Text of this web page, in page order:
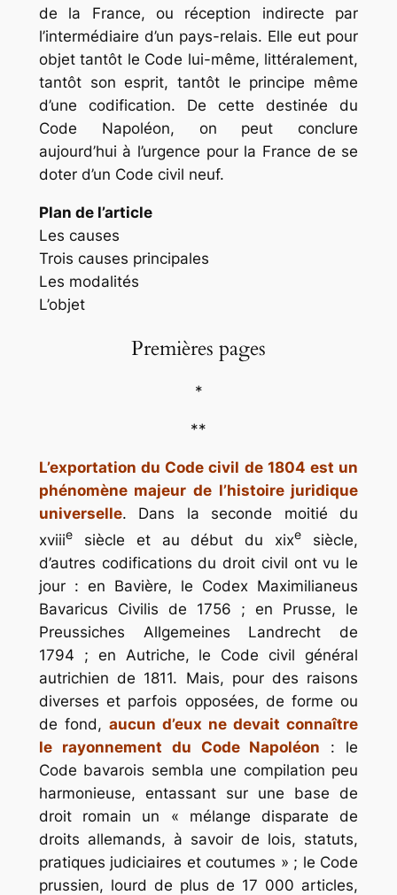
de la France, ou réception indirecte par
l’intermédiaire d’un pays-relais. Elle eut pour
objet tantôt le Code lui-même, littéralement,
tantôt son esprit, tantôt le principe même
d’une codification. De cette destinée du
Code Napoléon, on peut conclure
aujourd’hui à l’urgence pour la France de se
doter d’un Code civil neuf.
Plan de l’article
Les causes
Trois causes principales
Les modalités
L’objet
Premières pages
*
**
L’exportation du Code civil de1804 est un
phénomène majeur de l’histoire juridique
universelle. Dans la seconde moitié du
xviiiesiècle et au début du xixe
siècle,
d’autres codifications du droit civil ont vu le
jour : en Bavière, le Codex Maximilianeus
Bavaricus Civilis de 1756 ; en Prusse, le
Preussiches Allgemeines Landrecht de
1794 ; en Autriche, le Code civil général
autrichien de 1811. Mais, pour des raisons
diverses et parfois opposées, de forme ou
de fond, aucun d’eux ne devait connaître
le rayonnement du Code Napoléon : le
Code bavarois sembla une compilation peu
harmonieuse, entassant sur une base de
droit romain un « mélange disparate de
droits allemands, à savoir de lois, statuts,
pratiques judiciaires et coutumes » ; le Code
prussien, lourd de plus de 17 000 articles,